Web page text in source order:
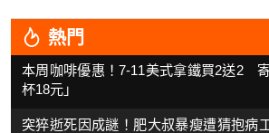
熱門
本周咖啡優惠！7-11美式拿鐵買2送2
杯18元」
突猝逝死因成謎！肥大叔暴瘦遭猜抱